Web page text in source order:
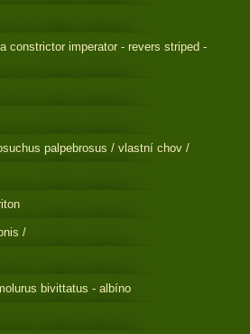
constrictor imperator - revers striped -
palpebrosus / vlastní chov /
/
bivittatus - albíno